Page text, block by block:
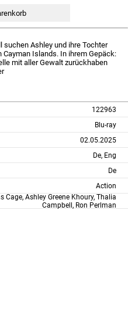
Ashley und ihre Tochter
Islands. In ihrem Gepäck:
mit aller Gewalt zurückhaben
122963
Blu-ray
02.05.2025
De, Eng
De
Action
Cage, Ashley Greene Khoury, Thalia
Campbell, Ron Perlman